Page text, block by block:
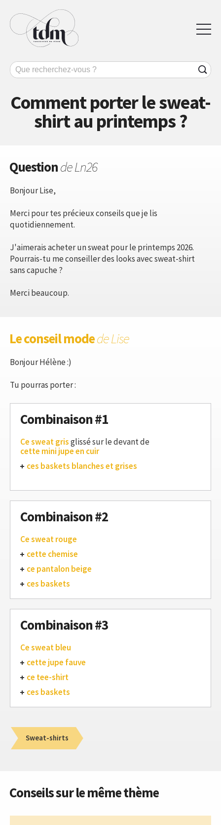
Comment porter le sweat-
shirt au printemps ?
Questionde Ln26
Bonjour Lise,
Merci pour tes précieux conseils que je lis
quotidiennement.
J'aimerais acheter un sweat pour le printemps 2026.
Pourrais-tu me conseiller des looks avec sweat-shirt
sans capuche ?
Merci beaucoup.
Le conseil modede Lise
Bonjour Hélène :)
Tu pourras porter :
Combinaison #1
Ce sweat grisglissé sur le devant de
cette mini jupe en cuir
ces baskets blanches et grises
Combinaison #2
Ce sweat rouge
cette chemise
ce pantalon beige
ces baskets
Combinaison #3
Ce sweat bleu
cette jupe fauve
ce tee-shirt
ces baskets
Sweat-shirts
Conseils sur le même thème